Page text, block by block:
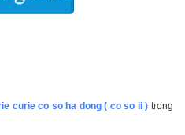
curie co so ha dong ( co so ii ) trong